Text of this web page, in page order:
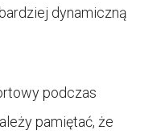
dynamiczną
podczas
pamiętać, że